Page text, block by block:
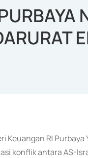
Keuangan RI
konflik antara AS-